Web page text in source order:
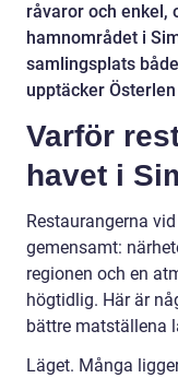
råvaror och enkel,
hamnområdet i
samlingsplats
upptäcker
Varför
havet i
Restaurangerna
gemensamt:
regionen och en
högtidlig. Här är
bättre matställena
Läget. Många